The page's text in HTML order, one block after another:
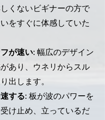
くないビギナーの方で
をすぐに体感していた
が速い: 幅広のデザイン
あり、ウネリからスル
出します。
する: 板が波のパワーを
け止め、立っているだ